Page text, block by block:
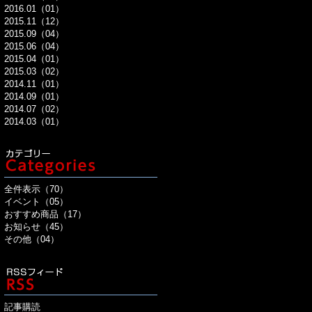
2016.01（01）
2015.11（12）
2015.09（04）
2015.06（04）
2015.04（01）
2015.03（02）
2014.11（01）
2014.09（01）
2014.07（02）
2014.03（01）
全件表示（70）
イベント（05）
おすすめ商品（17）
お知らせ（45）
その他（04）
記事購読